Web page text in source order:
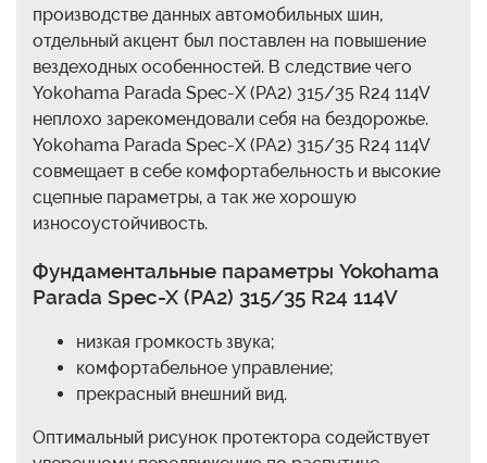
производстве данных автомобильных шин,
отдельный акцент был поставлен на повышение
вездеходных особенностей. В следствие чего
Yokohama Parada Spec-X (PA2) 315/35 R24 114V
неплохо зарекомендовали себя на бездорожье.
Yokohama Parada Spec-X (PA2) 315/35 R24 114V
совмещает в себе комфортабельность и высокие
сцепные параметры, а так же хорошую
износоустойчивость.
Фундаментальные параметры Yokohama
Parada Spec-X (PA2) 315/35 R24 114V
низкая громкость звука;
комфортабельное управление;
прекрасный внешний вид.
Оптимальный рисунок протектора содействует